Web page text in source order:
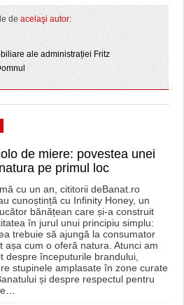
de acelaşi autor:
ale administrației Fritz
de miere: povestea unei
pe primul loc
cu un an, cititorii deBanat.ro
cunoștință cu Infinity Honey, un
bănățean care și-a construit
în jurul unui principiu simplu:
trebuie să ajungă la consumator
așa cum o oferă natura. Atunci am
despre începuturile brandului,
stupinele amplasate în zone curate
și despre respectul pentru
…